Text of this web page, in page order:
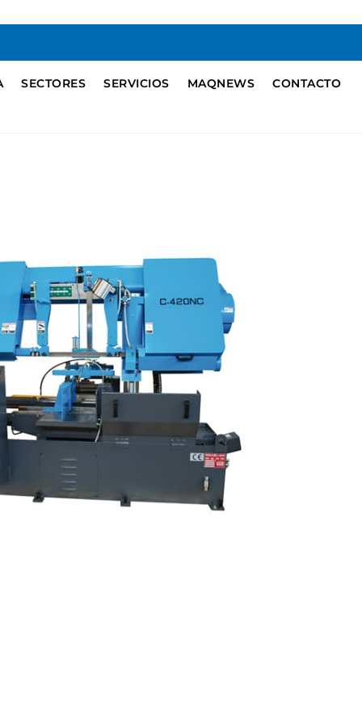
SECTORES SERVICIOS MAQNEWS CONTACTO